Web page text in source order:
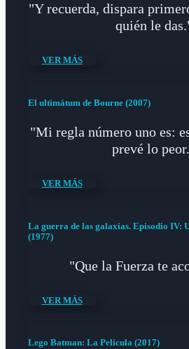
"Y recuerda, dispara
quién le
VER MÁS
El ultimátum de Bourne (2007)
"Mi regla número uno es:
prevé lo
VER MÁS
La guerra de las galaxias. Episodio IV:
(1977)
"Que la Fuerza te
VER MÁS
Lego Batman: La Película (2017)